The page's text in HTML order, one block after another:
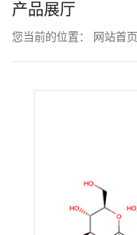
产品展厅
您当前的位置： 网站首页